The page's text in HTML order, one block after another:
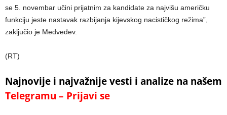
se 5. novembar učini prijatnim za kandidate za najvišu američku
funkciju jeste nastavak razbijanja kijevskog nacističkog režima”,
zaključio je Medvedev.
(RT)
Najnovije i najvažnije vesti i analize na našem
Telegramu – Prijavi se